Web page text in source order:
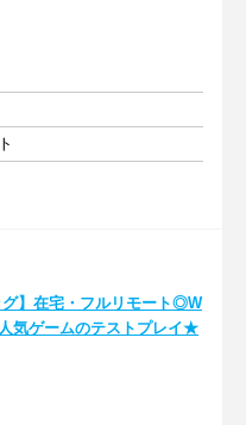
グ】在宅・フルリモート◎W
気ゲームのテストプレイ★